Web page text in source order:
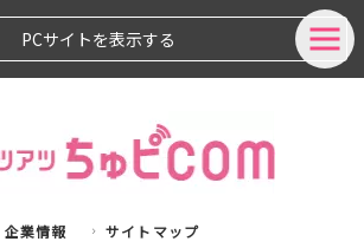
PCサイトを表示する
企業情報
サイトマップ